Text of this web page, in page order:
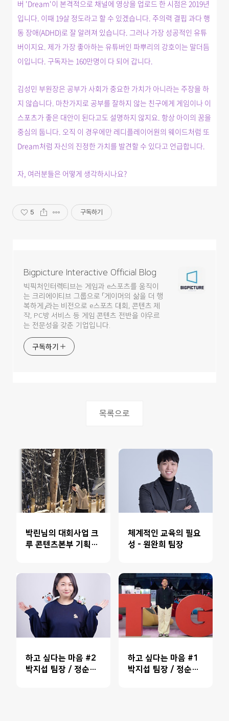
버 'Dream'이 본격적으로 채널에 영상을 업로드 한 시점은 2019년
입니다. 이때 19살 정도라고 할 수 있겠습니다. 주의력 결핍 과다 행
동 장애(ADHD)로 잘 알려져 있습니다. 그러나 가장 성공적인 유튜
버이지요. 제가 가장 좋아하는 유튜버인 파뿌리의 강호이는 말더듬
이입니다. 구독자는 160만명이 다 되어 갑니다.
김성민 부원장은 공부가 사회가 중요한 가치가 아니라는 주장을 하
지 않습니다. 마찬가지로 공부를 잘하지 않는 친구에게 게임이나 이
스포츠가 좋은 대안이 된다고도 설명하지 않지요. 항상 아이의 꿈을
중심의 둡니다. 오직 이 경우에만 레디플레이어원의 웨이드처럼 또
Dream처럼 자신의 진정한 가치를 발견할 수 있다고 언급합니다.
자, 여러분들은 어떻게 생각하시나요?
5 구독하기
Bigpicture Interactive Official Blog
빅픽처인터렉티브는 게임과 e스포츠를 움직이
는 크리에이티브 그룹으로 「게이머의 삶을 더 행
복하게」라는 비전으로 e스포츠 대회, 콘텐츠 제
작, PC방 서비스 등 게임 콘텐츠 전반을 아우르
는 전문성을 갖춘 기업입니다.
구독하기
목록으로
박린님의 대회사업 크
루 콘텐츠본부 기획팀
체계적인 교육의 필요
성 - 원완희 팀장
하고 싶다는 마음 #2
박지섭 팀장 / 정순영
하고 싶다는 마음 #1
박지섭 팀장 / 정순영